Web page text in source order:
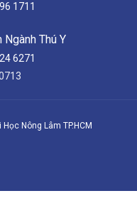
1711
Ngành Thú Y
6271
Nông Lâm TP.HCM